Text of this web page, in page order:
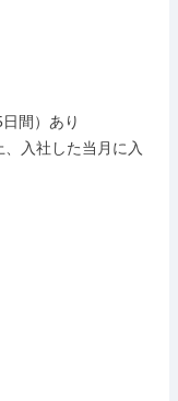
間）あり
入社した当月に入